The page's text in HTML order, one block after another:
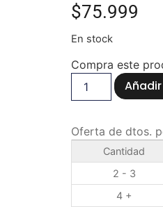
$75.999
En stock
Compra este
Oferta de dtos.
Cantidad
2 - 3
4 +